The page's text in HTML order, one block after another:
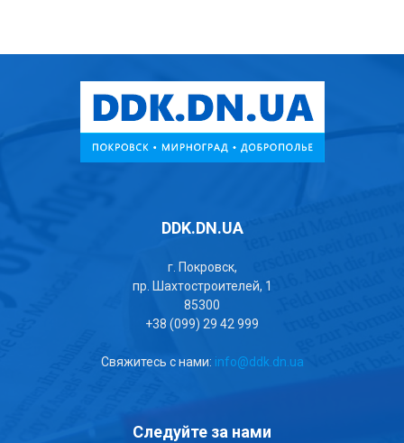
DDK.DN.UA
г. Покровск,
пр. Шахтостроителей, 1
85300
+38 (099) 29 42 999
Свяжитесь с нами: info@ddk.dn.ua
Следуйте за нами